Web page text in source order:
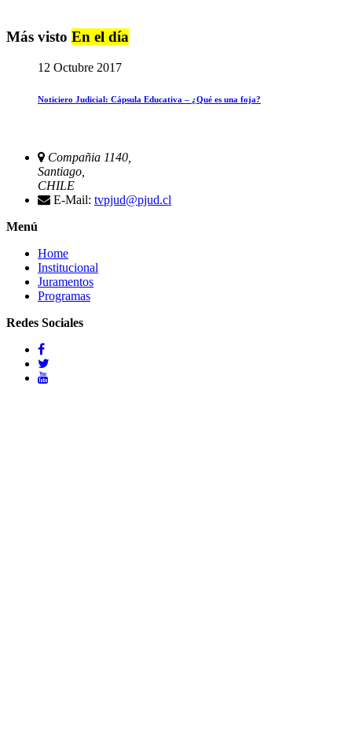
Más visto En el día
12 Octubre 2017
Noticiero Judicial: Cápsula Educativa – ¿Qué es una foja?
Compañia 1140,
Santiago,
CHILE
E-Mail: tvpjud@pjud.cl
Menú
Home
Institucional
Juramentos
Programas
Redes Sociales